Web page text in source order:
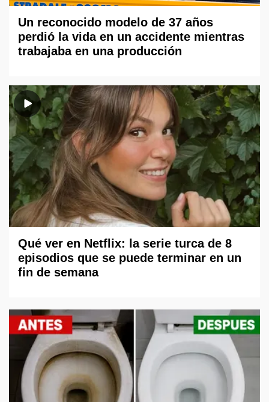
Un reconocido modelo de 37 años
perdió la vida en un accidente mientras
trabajaba en una producción
Qué ver en Netflix: la serie turca de 8
episodios que se puede terminar en un
fin de semana